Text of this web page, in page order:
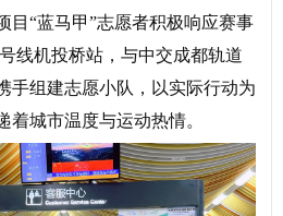
目“蓝马甲”志愿者积极响应赛事
线机投桥站，与中交成都轨道
手组建志愿小队，以实际行动为
着城市温度与运动热情。